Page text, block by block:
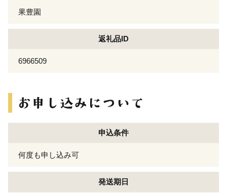
果豊園
返礼品ID
6966509
申込条件
何度も申し込み可
発送期日